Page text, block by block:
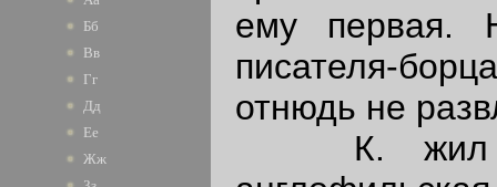
Бб
Вв
Гг
Дд
Ее
Жж
ему первая.
писателя-
отнюдь не
К. жил в